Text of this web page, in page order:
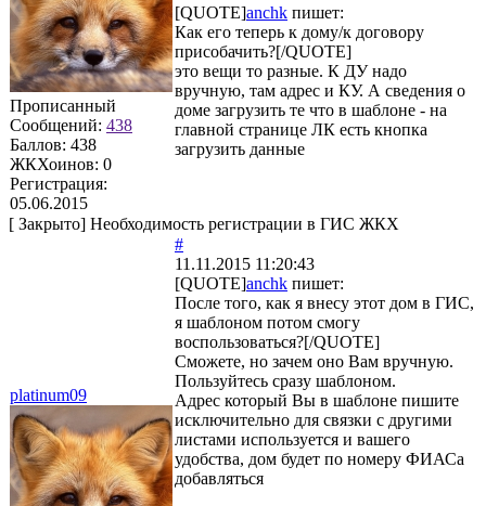
Прописанный
Сообщений: 438
Баллов: 438
ЖКХоинов: 0
Регистрация:
05.06.2015
[QUOTE]anchk пишет:
Как его теперь к дому/к договору
присобачить?[/QUOTE]
это вещи то разные. К ДУ надо
вручную, там адрес и КУ. А сведения о
доме загрузить те что в шаблоне - на
главной странице ЛК есть кнопка
загрузить данные
[ Закрыто] Необходимость регистрации в ГИС ЖКХ
platinum09
#
11.11.2015 11:20:43
[QUOTE]anchk пишет:
После того, как я внесу этот дом в ГИС,
я шаблоном потом смогу
воспользоваться?[/QUOTE]
Сможете, но зачем оно Вам вручную.
Пользуйтесь сразу шаблоном.
Адрес который Вы в шаблоне пишите
исключительно для связки с другими
листами используется и вашего
удобства, дом будет по номеру ФИАСа
добавляться